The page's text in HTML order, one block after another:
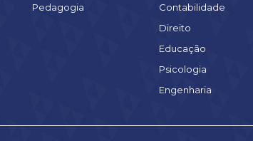
Pedagogia
Contabilidade
Direito
Educação
Psicologia
Engenharia